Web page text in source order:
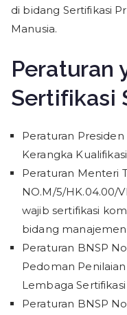
di bidang Sertifikasi
Manusia.
Peraturan
Sertifikasi
Peraturan
Kerangka
Peraturan Menteri
NO.M/5/HK.04.00/
wajib sertifikasi
bidang
Peraturan BNSP
Pedoman
Lembaga Sertifikasi
Peraturan BNSP